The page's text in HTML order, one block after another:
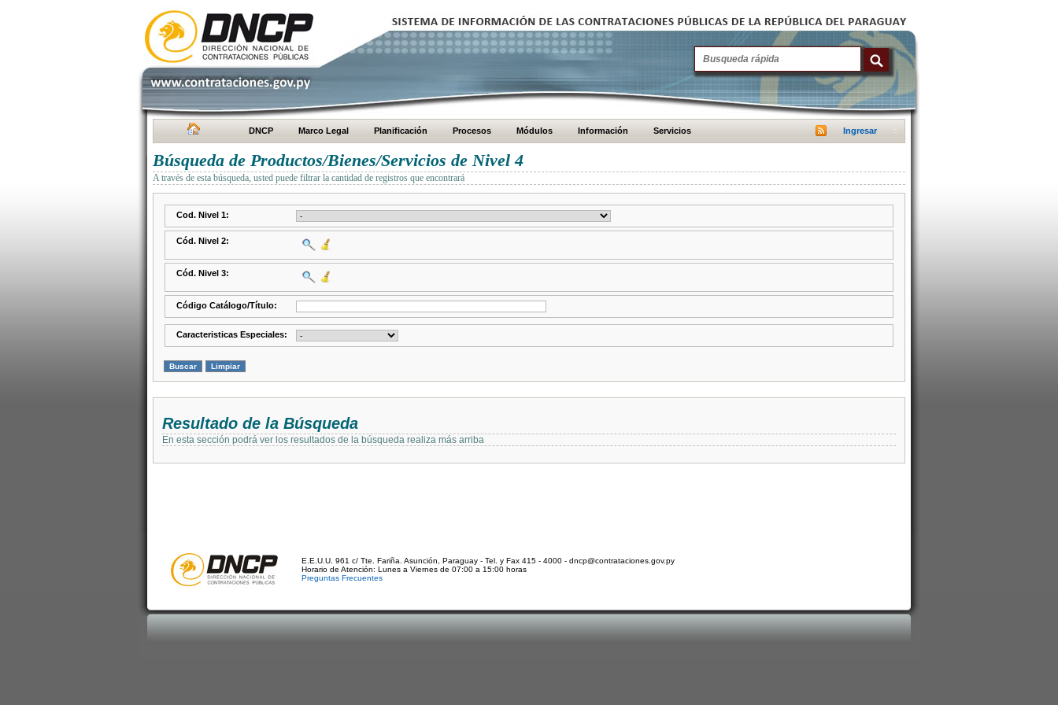
DNCP Marco Legal Planificación Procesos Módulos Información Servicios Ingresar
Búsqueda de Productos/Bienes/Servicios de Nivel 4
A través de esta búsqueda, usted puede filtrar la cantidad de registros que encontrará
Cod. Nivel 1:
Cód. Nivel 2:
Cód. Nivel 3:
Código Catálogo/Título:
Caracteristicas Especiales:
Resultado de la Búsqueda
En esta sección podrá ver los resultados de la búsqueda realiza más arriba
E.E.U.U. 961 c/ Tte. Fariña. Asunción, Paraguay - Tel. y Fax 415 - 4000 - dncp@contrataciones.gov.py
Horario de Atención: Lunes a Viernes de 07:00 a 15:00 horas
Preguntas Frecuentes